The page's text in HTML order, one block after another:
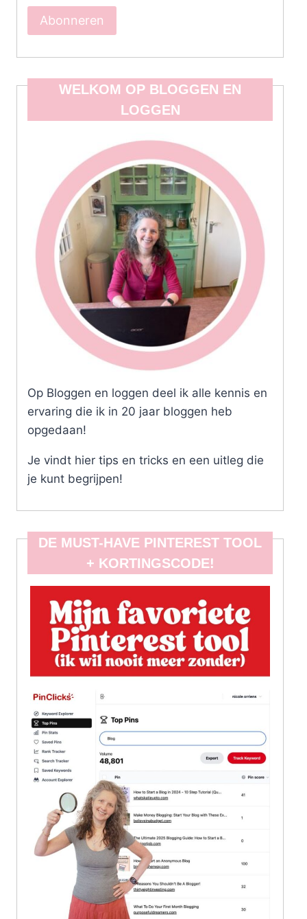
Abonneren
WELKOM OP BLOGGEN EN
LOGGEN
Op Bloggen en loggen deel ik alle kennis en
ervaring die ik in 20 jaar bloggen heb
opgedaan!
Je vindt hier tips en tricks en een uitleg die
je kunt begrijpen!
DE MUST-HAVE PINTEREST TOOL
+ KORTINGSCODE!